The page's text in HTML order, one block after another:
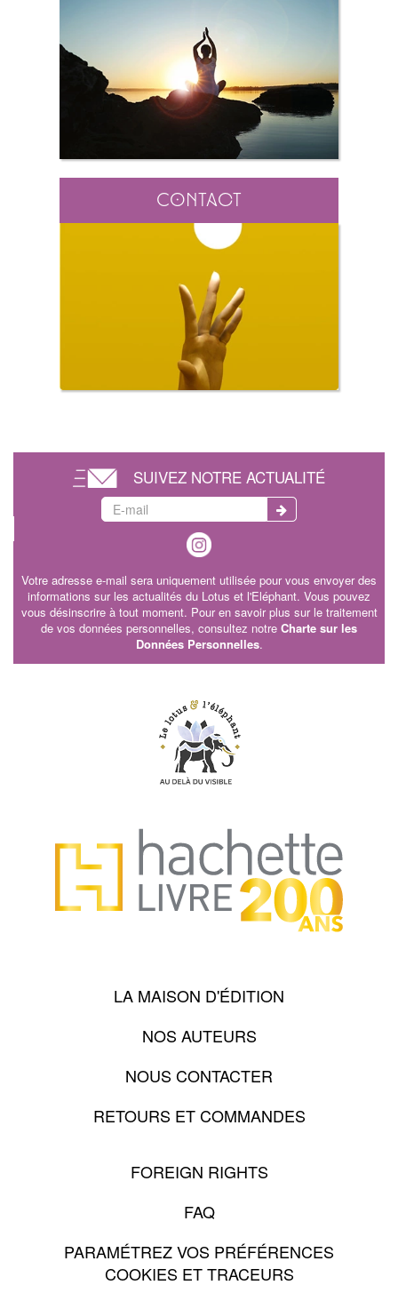
Contact
SUIVEZ NOTRE ACTUALITÉ
Votre adresse e-mail sera uniquement utilisée pour vous envoyer des
informations sur les actualités du Lotus et l'Eléphant. Vous pouvez
vous désinscrire à tout moment. Pour en savoir plus sur le traitement
de vos données personnelles, consultez notre Charte sur les
Données Personnelles.
LA MAISON D'ÉDITION
NOS AUTEURS
NOUS CONTACTER
RETOURS ET COMMANDES
FOREIGN RIGHTS
FAQ
PARAMÉTREZ VOS PRÉFÉRENCES
COOKIES ET TRACEURS